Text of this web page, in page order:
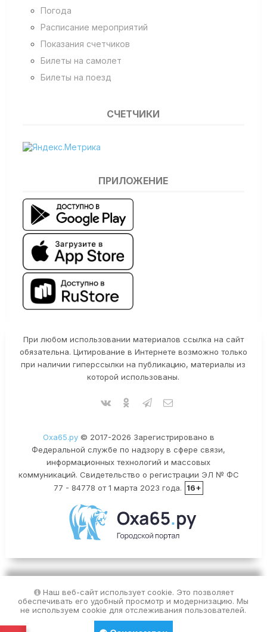
Погода
Расписание мероприятий
Показания счетчиков
Билеты на самолет
Билеты на поезд
СЧЕТЧИКИ
ПРИЛОЖЕНИЕ
При любом использовании материалов ссылка на сайт
обязательна. Цитирование в Интернете возможно только
при наличии гиперссылки на публикацию, материалы из
которой использованы.
Оха65.ру© 2017-2026 Зарегистрировано в
Федеральной службе по надзору в сфере связи,
информационных технологий и массовых
коммуникаций. Свидетельство о регистрации ЭЛ № ФС
77 - 84778 от 1 марта 2023 года.
16+
Наш веб-сайт использует cookie. Это позволяет
обеспечивать его удобный просмотр и модернизацию. Мы
не используем cookie для отслеживания пользователей.